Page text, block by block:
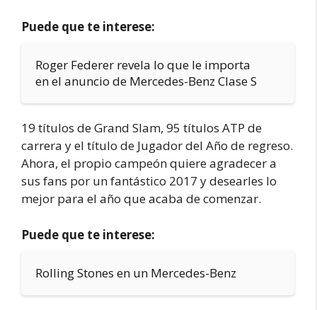
Puede que te interese:
Roger Federer revela lo que le importa
en el anuncio de Mercedes-Benz Clase S
19 títulos de Grand Slam, 95 títulos ATP de
carrera y el título de Jugador del Año de regreso.
Ahora, el propio campeón quiere agradecer a
sus fans por un fantástico 2017 y desearles lo
mejor para el año que acaba de comenzar.
Puede que te interese:
Rolling Stones en un Mercedes-Benz